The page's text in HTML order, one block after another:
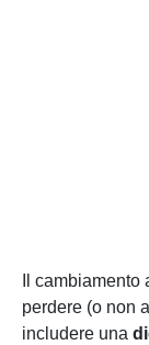
Il
perdere (o non
includere una